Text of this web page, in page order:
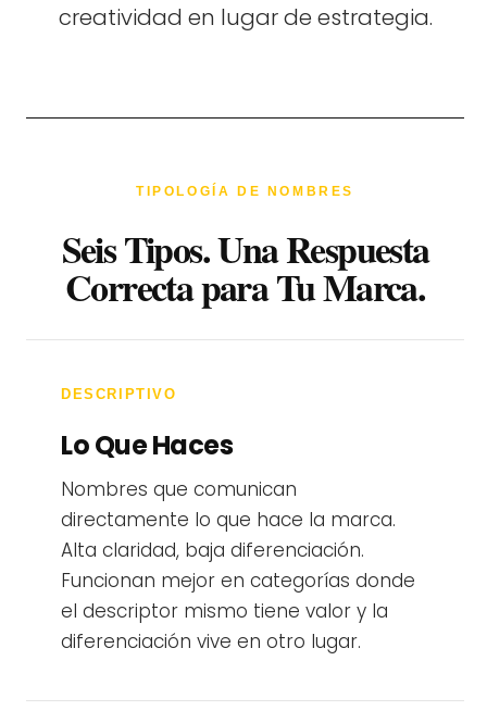
creatividad en lugar de estrategia.
TIPOLOGÍA DE NOMBRES
Seis Tipos. Una Respuesta
Correcta para Tu Marca.
DESCRIPTIVO
Lo Que Haces
Nombres que comunican
directamente lo que hace la marca.
Alta claridad, baja diferenciación.
Funcionan mejor en categorías donde
el descriptor mismo tiene valor y la
diferenciación vive en otro lugar.